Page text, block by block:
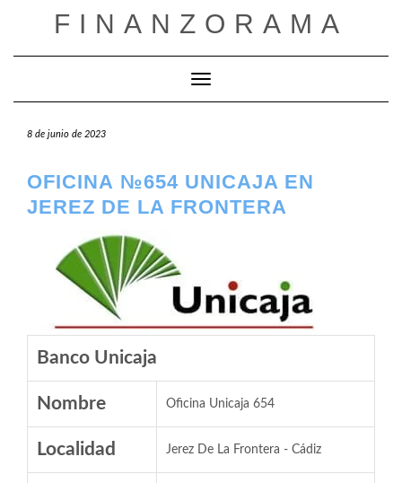
FINANZORAMA
Cambiar modo de navegación
8 de junio de 2023
OFICINA №654 UNICAJA EN
JEREZ DE LA FRONTERA
Banco Unicaja
Nombre Oficina Unicaja 654
Localidad Jerez De La Frontera - Cádiz